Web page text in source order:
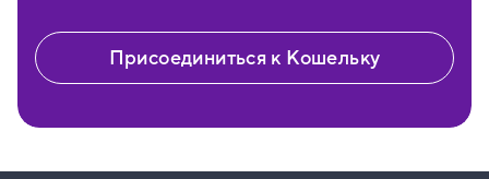
Присоединиться к Кошельку